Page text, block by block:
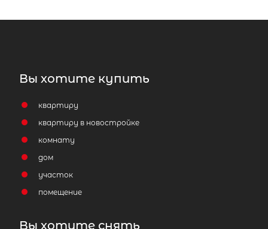
Вы хотите купить
квартиру
квартиру в новостройке
комнату
дом
участок
помещение
Вы хотите снять